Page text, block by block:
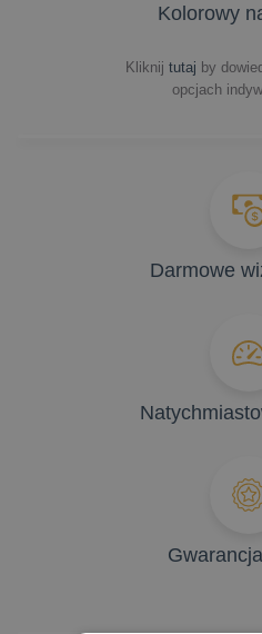
Kolorowy
Kliknij tutaj by
opcjach
Darmowe